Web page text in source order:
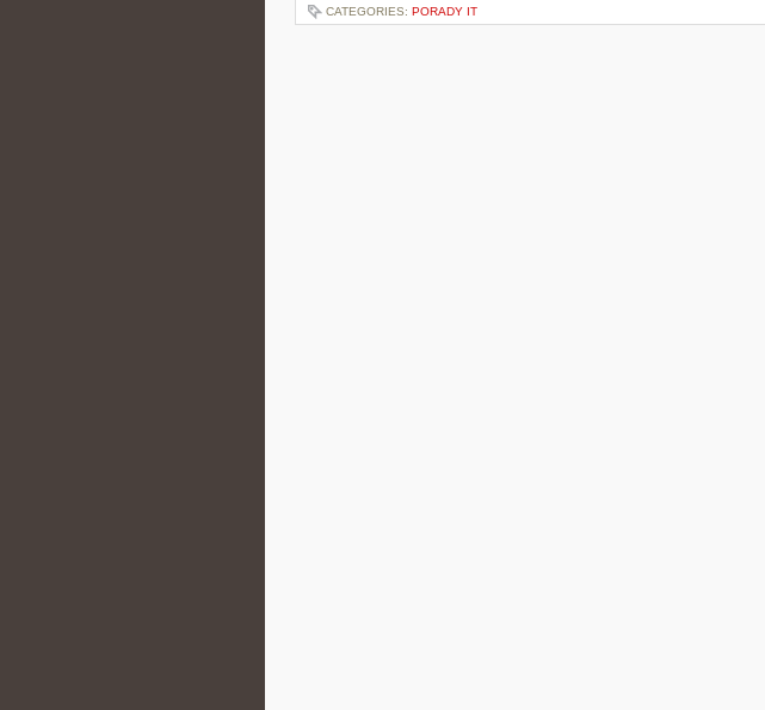
CATEGORIES: PORADY IT